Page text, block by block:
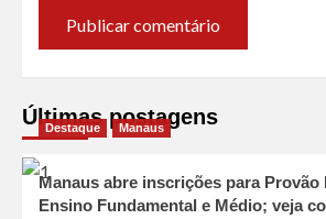
Últimas postagens
Destaque Manaus
Manaus abre inscrições para
Ensino Fundamental e Médio; veja